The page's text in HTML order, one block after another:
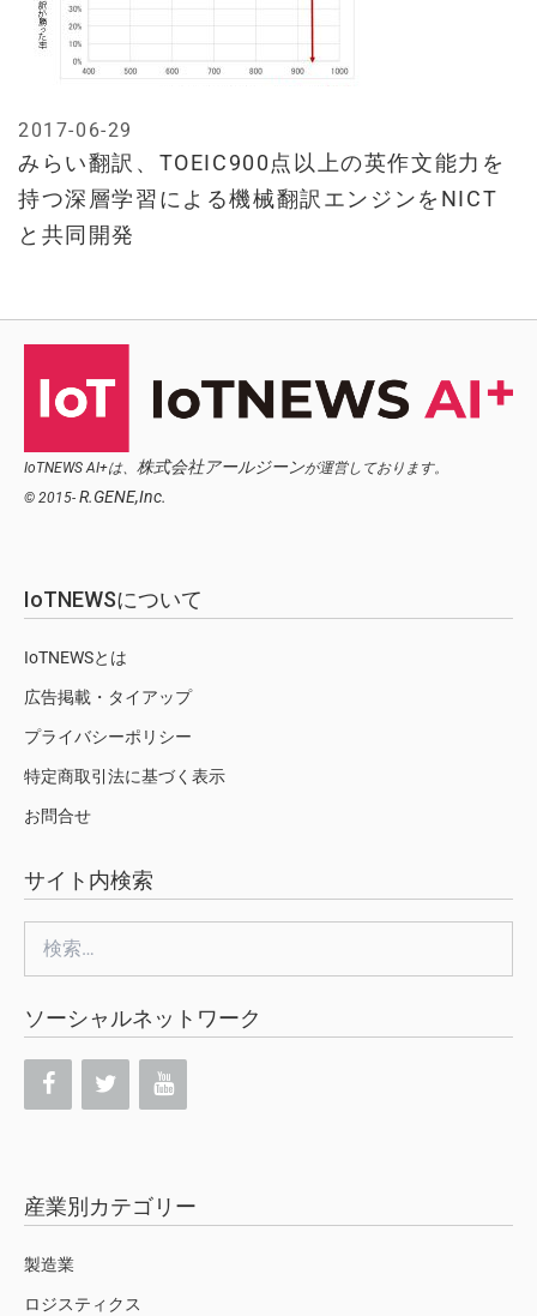
みらい翻訳、TOEIC900点以上の英作文能力を
持つ深層学習による機械翻訳エンジンをNICT
と共同開発
2017-06-29
IoTNEWS AI+は、 株式会社アールジーンが運営しております。
© 2015- R.GENE,Inc.
IoTNEWSについて
IoTNEWSとは
広告掲載・タイアップ
プライバシーポリシー
特定商取引法に基づく表示
お問合せ
サイト内検索
索:
ソーシャルネットワーク
産業別カテゴリー
製造業
ロジスティクス